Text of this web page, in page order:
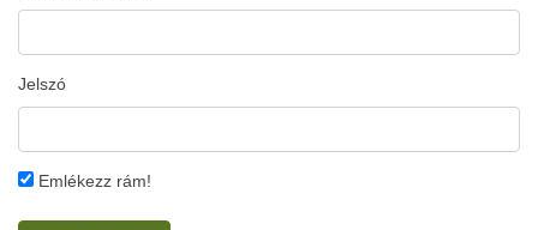
Jelszó
Emlékezz rám!